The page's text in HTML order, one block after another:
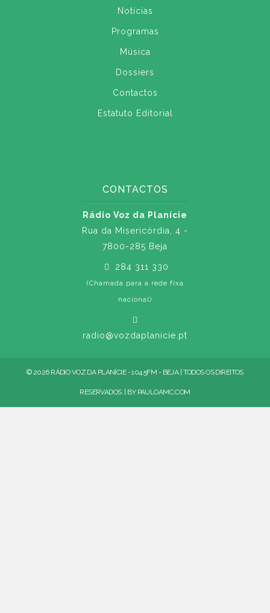
Notícias
Programas
Música
Dossiers
Contactos
Estatuto Editorial
CONTACTOS
Rádio Voz da Planície
Rua da Misericórdia, 4 -
7800-285 Beja
284 311 330
(Chamada para a rede fixa
nacional)
radio@vozdaplanicie.pt
© 2026 RÁDIO VOZ DA PLANÍCIE - 104.5FM - BEJA | TODOS OS DIREITOS
RESERVADOS. | BY PAULOAMC.COM